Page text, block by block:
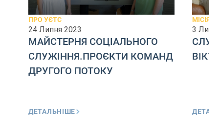
ПРО УЄТС
24 Липня 2023
МАЙСТЕРНЯ СОЦІАЛЬНОГО
СЛУЖІННЯ.ПРОЄКТИ КОМАНД
ДРУГОГО ПОТОКУ
ДЕТАЛЬНІШЕ
МІСІЯ
3
ВІКУ